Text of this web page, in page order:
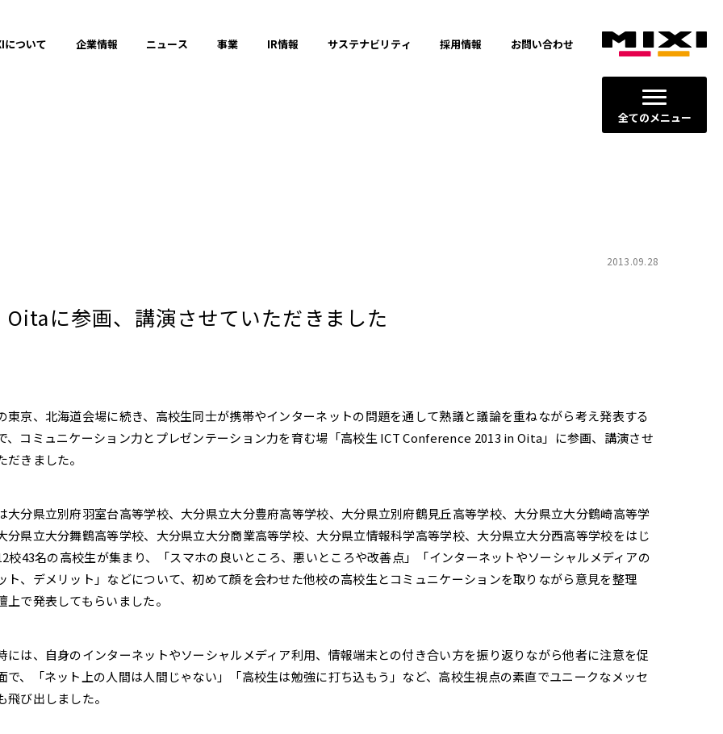
全てのメニュー
について 企業情報 ニュース 事業 IR情報 サステナビリティ 採用情報 お問い合わせ
2013.09.28
に参画、講演させていただきました
東京、北海道会場に続き、高校生同士が携帯やインターネットの問題を通して熟議と議論を重ねながら考え発表する
、コミュニケーション力とプレゼンテーション力を育む場「高校生 ICT Conference 2013 in Oita」に参画、講演させ
だきました。
大分県立別府羽室台高等学校、大分県立大分豊府高等学校、大分県立別府鶴見丘高等学校、大分県立大分鶴崎高等学
分県立大分舞鶴高等学校、大分県立大分商業高等学校、大分県立情報科学高等学校、大分県立大分西高等学校をはじ
校43名の高校生が集まり、「スマホの良いところ、悪いところや改善点」「インターネットやソーシャルメディアの
ト、デメリット」などについて、初めて顔を会わせた他校の高校生とコミュニケーションを取りながら意見を整理
上で発表してもらいました。
には、自身のインターネットやソーシャルメディア利用、情報端末との付き合い方を振り返りながら他者に注意を促
で、「ネット上の人間は人間じゃない」「高校生は勉強に打ち込もう」など、高校生視点の素直でユニークなメッセ
飛び出しました。